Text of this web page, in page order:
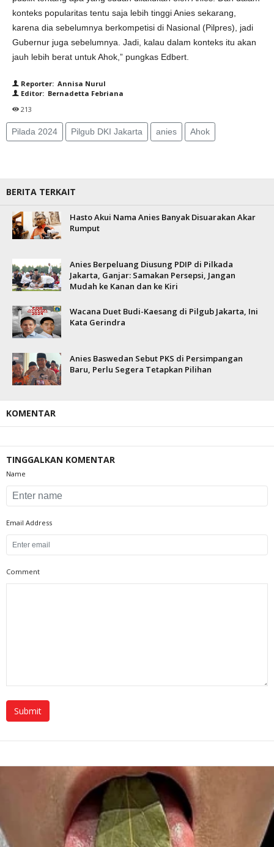
konteks popularitas tentu saja lebih tinggi Anies sekarang,
karena dia sebelumnya berkompetisi di Nasional (Pilpres), jadi
Gubernur juga sebelumnya. Jadi, kalau dalam konteks itu akan
jauh lebih berat untuk Ahok,” pungkas Edbert.
Reporter: Annisa Nurul
Editor: Bernadetta Febriana
213
Pilada 2024 Pilgub DKI Jakarta anies Ahok
BERITA TERKAIT
Hasto Akui Nama Anies Banyak Disuarakan Akar
Rumput
Anies Berpeluang Diusung PDIP di Pilkada
Jakarta, Ganjar: Samakan Persepsi, Jangan
Mudah ke Kanan dan ke Kiri
Wacana Duet Budi-Kaesang di Pilgub Jakarta, Ini
Kata Gerindra
Anies Baswedan Sebut PKS di Persimpangan
Baru, Perlu Segera Tetapkan Pilihan
KOMENTAR
TINGGALKAN KOMENTAR
Name
Email Address
Comment